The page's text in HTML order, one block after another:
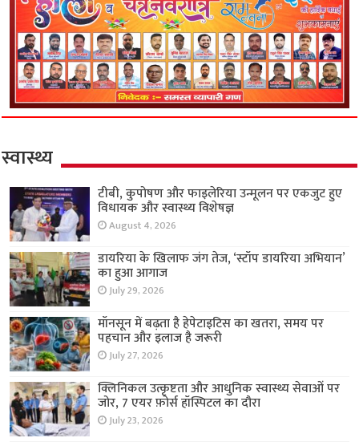
स्वास्थ्य
टीबी, कुपोषण और फाइलेरिया उन्मूलन पर एकजुट हुए
विधायक और स्वास्थ्य विशेषज्ञ
August 4, 2026
डायरिया के खिलाफ जंग तेज, ‘स्टॉप डायरिया अभियान’
का हुआ आगाज
July 29, 2026
मॉनसून में बढ़ता है हेपेटाइटिस का खतरा, समय पर
पहचान और इलाज है जरूरी
July 27, 2026
क्लिनिकल उत्कृष्टता और आधुनिक स्वास्थ्य सेवाओं पर
जोर, 7 एयर फ़ोर्स हॉस्पिटल का दौरा
July 23, 2026